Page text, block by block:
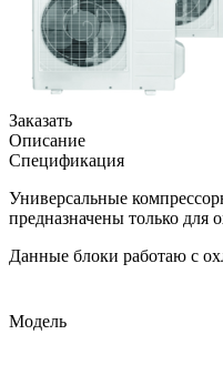
Заказать
Описание
Спецификация
Универсальные
предназначены только для
Данные блоки работаю с
Модель